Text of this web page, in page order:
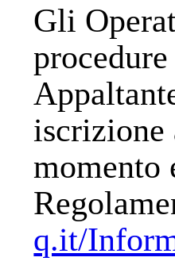
Gli
momento
q.it/